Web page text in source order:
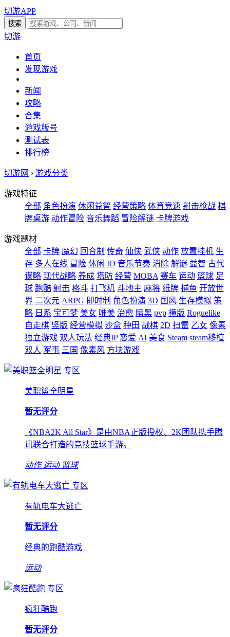
切游APP
切游
首页
发现游戏
新闻
攻略
合集
游戏版号
测试表
排行榜
切游网 › 游戏分类
游戏特征
全部 角色扮演 休闲益智 经营策略 体育竞速 射击枪战 棋
牌桌游 动作冒险 音乐舞蹈 冒险解谜 卡牌游戏
游戏题材
全部 卡牌 魔幻 回合制 传奇 仙侠 武侠 动作 放置挂机 生
存 多人在线 冒险 休闲 IO 音乐节奏 消除 解谜 益智 古代
谋略 现代战略 养成 塔防 经营 MOBA 赛车 运动 篮球 足
球 跑酷 射击 格斗 打飞机 斗地主 麻将 纸牌 捕鱼 开放世
界 二次元 ARPG 即时制 角色扮演 3D 国风 生存模拟 策
略 日系 宝可梦 美女 唯美 治愈 暗黑 pvp 横版 Roguelike
自走棋 竖版 经营模拟 沙盒 种田 战棋 2D 扫雷 乙女 像素
独立游戏 双人玩法 经典IP 恋爱 AI 美食 Steam steam移植
双人 军事 三国 像素风 方块游戏
专区
美职篮全明星
暂无评分
《NBA2K All Star》是由NBA正版授权、2K团队携手腾
讯联合打造的竞技篮球手游。
动作 运动 篮球
专区
有轨电车大逃亡
暂无评分
经典的跑酷游戏
运动
专区
疯狂酷跑
暂无评分